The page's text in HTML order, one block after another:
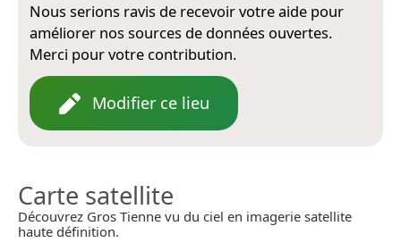
Nous serions ravis de recevoir votre aide pour
améliorer nos sources de données ouvertes.
Merci pour votre contribution.
Modifier ce lieu
Carte satellite
Découvrez Gros Tienne vu du ciel en imagerie satellite
haute définition.